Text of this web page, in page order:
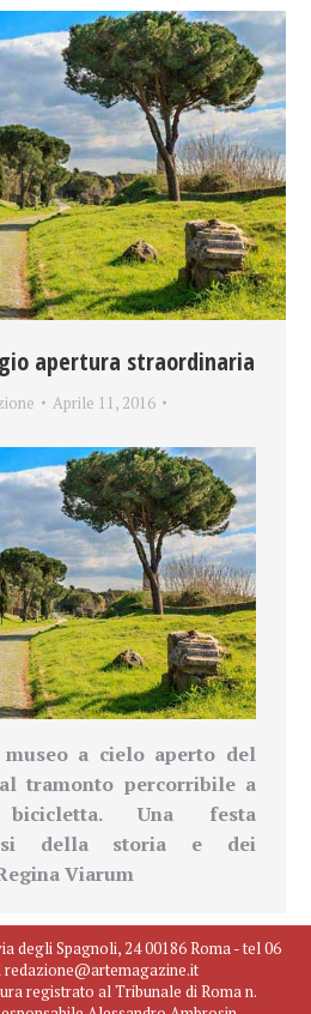
apertura straordinaria
Aprile 11, 2016
a cielo aperto del
tramonto percorribile a
Una festa
della storia e dei
Viarum
degli Spagnoli, 24 00186 Roma - tel 06
redazione@artemagazine.it
registrato al Tribunale di Roma n.